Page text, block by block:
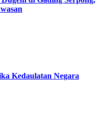
Kedaulatan Negara